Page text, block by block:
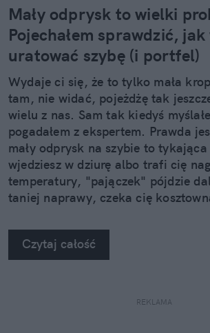
Mały odprysk to wielki
Pojechałem sprawdzić,
uratować szybę (i portfel)
Wydaje ci się, że to tylko mała
tam, nie widać, pojeżdżę tak
wielu z nas. Sam tak kiedyś
pogadałem z ekspertem. Prawda
mały odprysk na szybie to
wjedziesz w dziurę albo trafi cię
temperatury, "pajączek" pójdzie
taniej naprawy, czeka cię
na własne oczy zobaczyć, jak
sobie z takimi uszkodzeniami.
Czytaj całość
REKLAMA